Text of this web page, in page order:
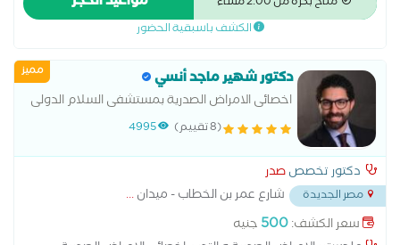
وسائل التشخيص والعلاج، مع الحرص على تقديم رعاية طبية
متكاملة تناسب احتياجات كل مريض. يقدم خدمات علاج الربو
المزمن (COPD)، والتهابات الشعب الهوائية، وضيق التنفس، والسعال
المزمن، والتليف الرئوي، واضطرابات النوم المرتبطة بالتنفس، والإقلاع
عن التدخين، مع متابعة الحالات المزمنة وتقييم وظائف الرئة ووضع
خطة علاجية متكاملة. يحرص على التشخيص الدقيق، وطلب
الفحوصات والأشعة اللازمة، والمتابعة المستمرة لضمان أفضل
النتائج، وتحسين كفاءة الجهاز التنفسي، والوقاية من المضاعفات، بما
يساهم في تحسين جودة حياة
الكشف باسبقية الحضور
مميز دكتور شهير ماجد أنسي
اخصائى الامراض الصدرية بمستشفى السلام الدولى
بالمعادى
(8 تقييم) 4995
دكتور تخصصصدر
مصر الجديدة شارع عمر بن الخطاب - ميدان...
سعر الكشف:500 جنيه